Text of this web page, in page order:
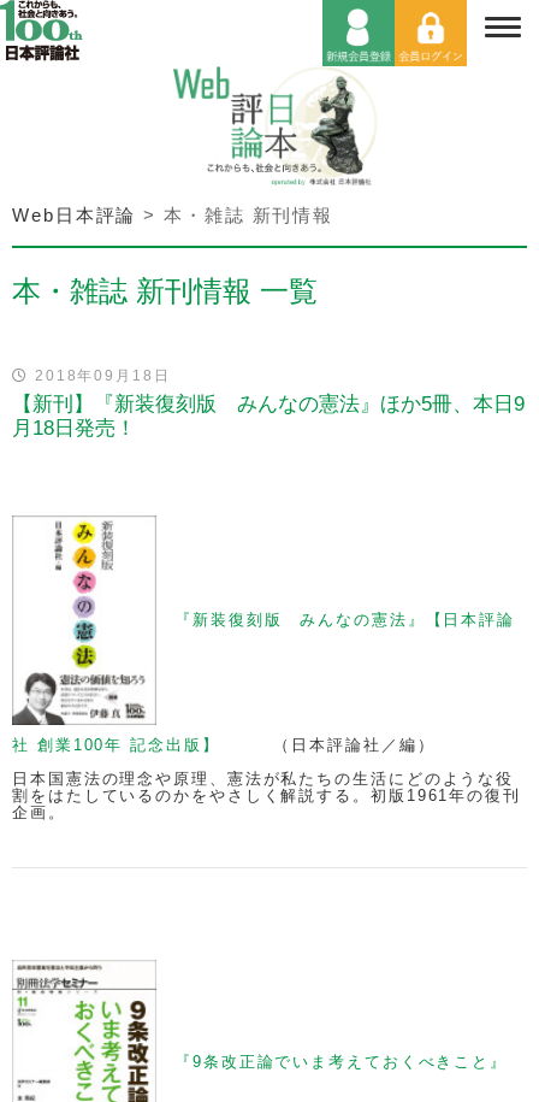
Web日本評論 >本・雑誌 新刊情報
本・雑誌 新刊情報 一覧
2018年09月18日
【新刊】『新装復刻版 みんなの憲法』ほか5冊、本日9
月18日発売！
『新装復刻版 みんなの憲法』【日本評論
社 創業100年 記念出版】
（日本評論社／編）
日本国憲法の理念や原理、憲法が私たちの生活にどのような役
割をはたしているのかをやさしく解説する。初版1961年の復刊
企画。
『9条改正論でいま考えておくべきこと』